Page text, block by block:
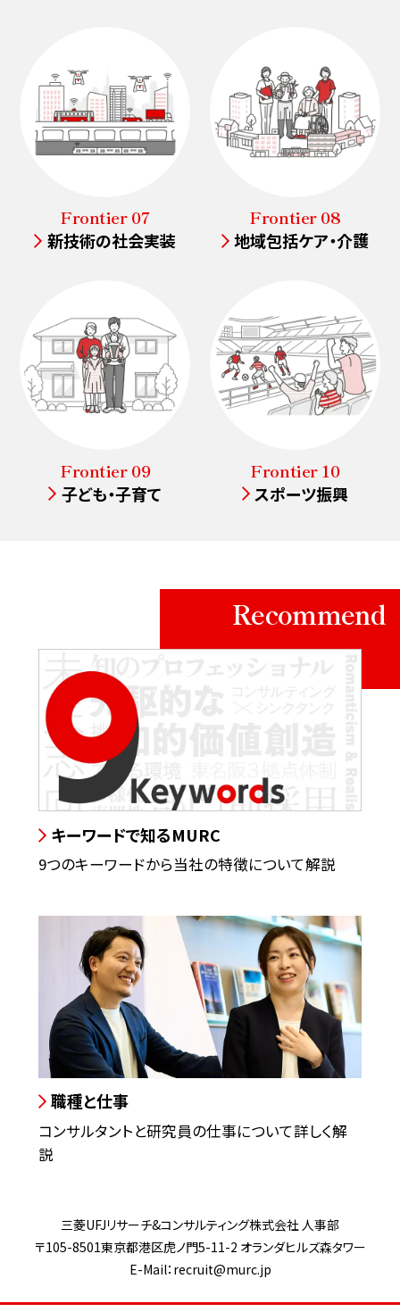
Frontier 07
新技術の社会実装
Frontier 08
地域包括ケア・介護
Frontier 09
子ども・子育て
Frontier 10
スポーツ振興
Recommend
キーワードで知るMURC
9つのキーワードから当社の特徴について解説
職種と仕事
コンサルタントと研究員の仕事について詳しく解
説
三菱UFJリサーチ&コンサルティング株式会社 人事部
〒105-8501東京都港区虎ノ門5-11-2 オランダヒルズ森タワー
E-Mail： recruit@murc.jp